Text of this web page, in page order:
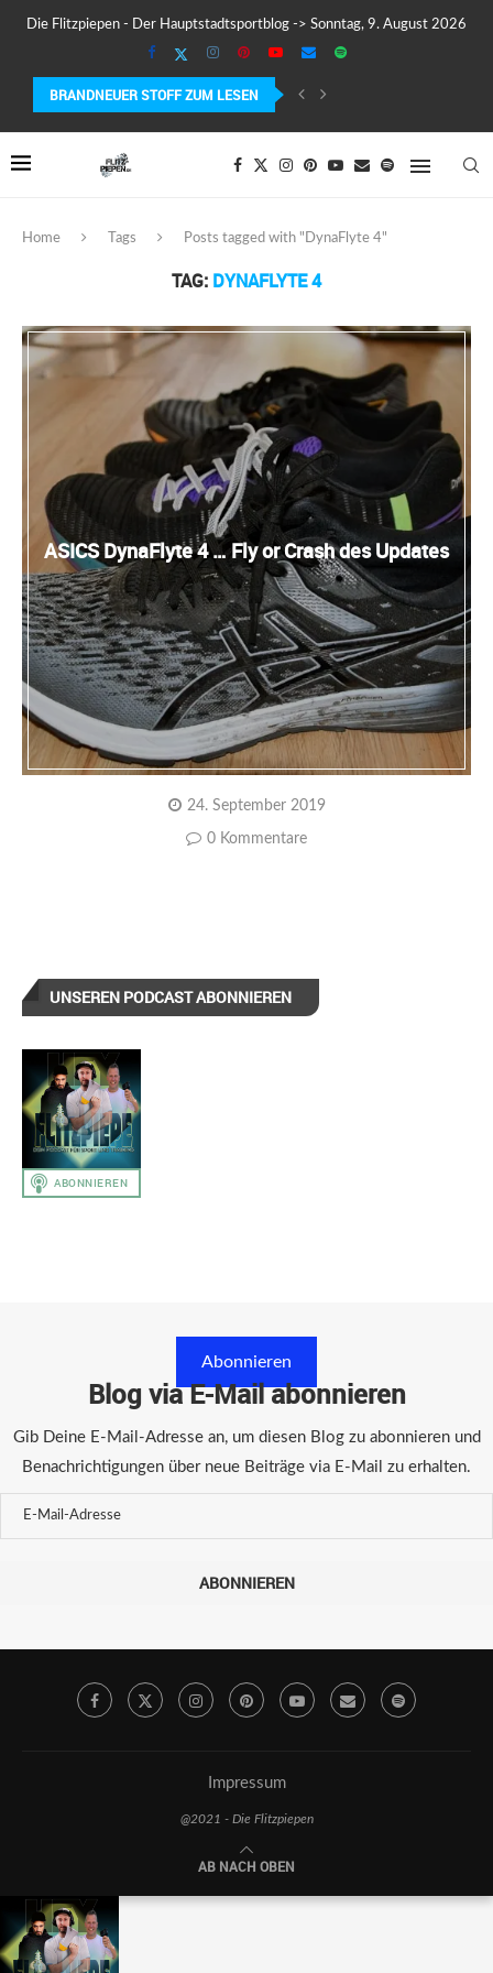
Die Flitzpiepen - Der Hauptstadtsportblog -> Sonntag, 9. August 2026
BRANDNEUER STOFF ZUM LESEN
COROS PACE 4 IM TEST – LEICHT, SCHNELL...
Home Tags Posts tagged with "DynaFlyte 4"
TAG: DYNAFLYTE 4
ASICS DynaFlyte 4 … Fly or Crash des Updates
24. September 2019
0 Kommentare
UNSEREN PODCAST ABONNIEREN
Abonnieren
Blog via E-Mail abonnieren
Gib Deine E-Mail-Adresse an, um diesen Blog zu abonnieren und
Benachrichtigungen über neue Beiträge via E-Mail zu erhalten.
ABONNIEREN
Impressum
@2021 - Die Flitzpiepen
AB NACH OBEN